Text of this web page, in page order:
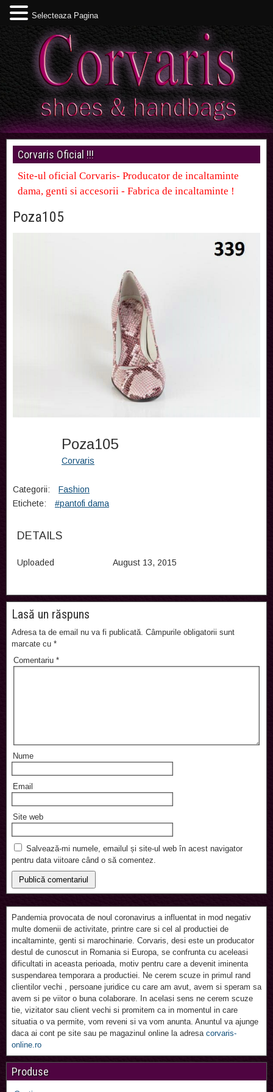
Corvaris Oficial !!!
Site-ul oficial Corvaris- Producator de incaltaminte
dama, genti si accesorii - Fabrica de incaltaminte !
Poza105
Poza105
Corvaris
Categorii:
Fashion
Etichete:
#pantofi dama
DETAILS
Uploaded August 13, 2015
Lasă un răspuns
Adresa ta de email nu va fi publicată. Câmpurile obligatorii sunt
marcate cu *
Comentariu *
Nume
Email
Site web
Salvează-mi numele, emailul și site-ul web în acest navigator
pentru data viitoare când o să comentez.
Pandemia provocata de noul coronavirus a influentat in mod negativ
multe domenii de activitate, printre care si cel al productiei de
incaltaminte, genti si marochinarie. Corvaris, desi este un producator
destul de cunoscut in Romania si Europa, se confrunta cu aceleasi
dificultati in aceasta perioada, motiv pentru care a devenit iminenta
suspendarea temporara a productiei. Ne cerem scuze in primul rand
clientilor vechi , persoane juridice cu care am avut, avem si speram sa
avem si pe viitor o buna colaborare. In acelasi sens ne cerem scuze
tie, vizitator sau client vechi si promitem ca in momentul in care
situatia o va permite, vom reveni si va vom anunta. Anuntul va ajunge
daca ai cont pe site sau pe magazinul online la adresa corvaris-
online.ro
Produse
Selecteaza Pagina